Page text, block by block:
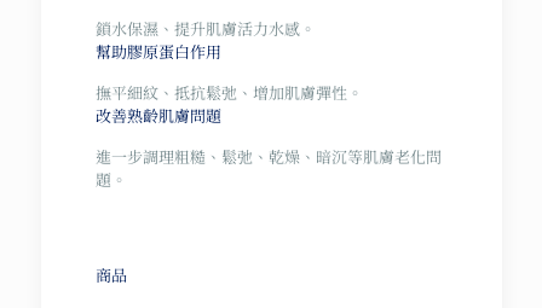
鎖水保濕、提升肌膚活力水感。
幫助膠原蛋白作用
撫平細紋、抵抗鬆弛、增加肌膚彈性。
改善熟齡肌膚問題
進一步調理粗糙、鬆弛、乾燥、暗沉等肌膚老化問
題。
商品